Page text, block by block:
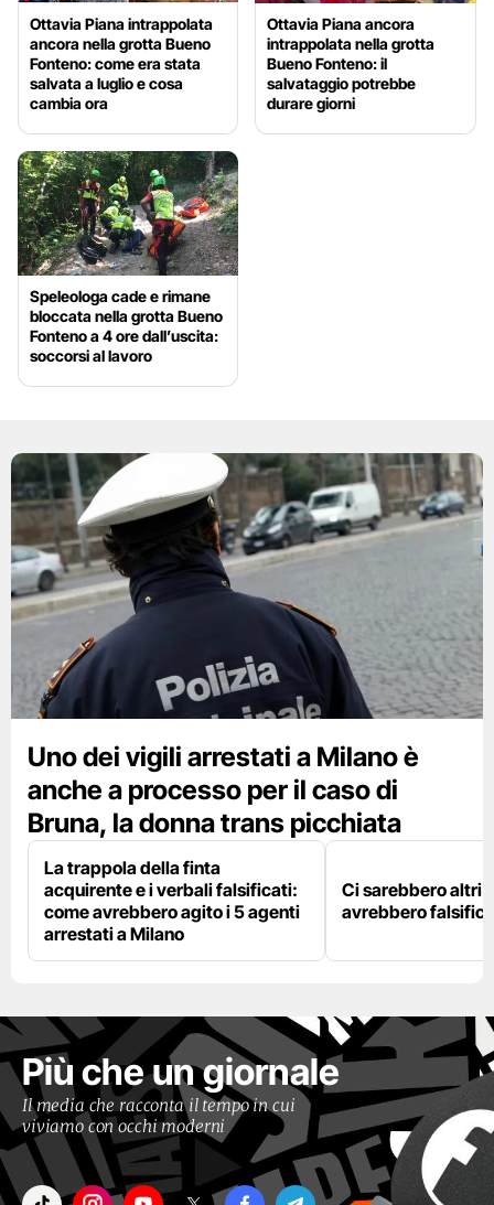
Ottavia Piana intrappolata
ancora nella grotta Bueno
Fonteno: come era stata
salvata a luglio e cosa
cambia ora
Ottavia Piana ancora
intrappolata nella grotta
Bueno Fonteno: il
salvataggio potrebbe
durare giorni
Speleologa cade e rimane
bloccata nella grotta Bueno
Fonteno a 4 ore dall’uscita:
soccorsi al lavoro
Uno dei vigili arrestati a Milano è
anche a processo per il caso di
Bruna, la donna trans picchiata
La trappola della finta
acquirente e i verbali falsificati:
come avrebbero agito i 5 agenti
arrestati a Milano
Ci sarebbero altri
avrebbero
Più che un giornale
Il media che racconta il tempo in cui
viviamo con occhi moderni